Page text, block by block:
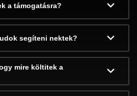
a támogatásra?
segíteni nektek?
mire költitek a